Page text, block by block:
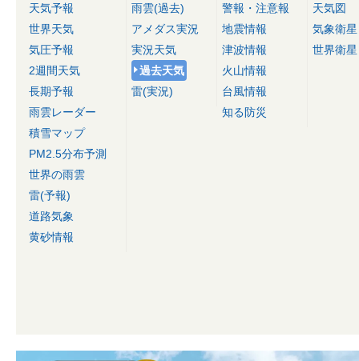
天気予報
世界天気
気圧予報
2週間天気
長期予報
雨雲レーダー
積雪マップ
PM2.5分布予測
世界の雨雲
雷(予報)
道路気象
黄砂情報
雨雲(過去)
アメダス実況
実況天気
過去天気
雷(実況)
警報・注意報
地震情報
津波情報
火山情報
台風情報
知る防災
天気図
気象衛星
世界衛星